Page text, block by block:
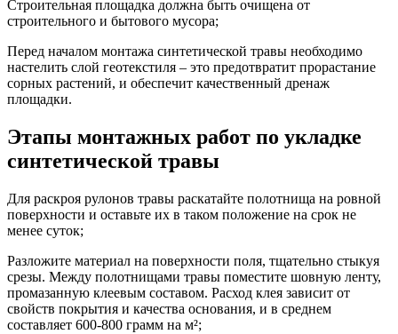
Строительная площадка должна быть очищена от
строительного и бытового мусора;
Перед началом монтажа синтетической травы необходимо
настелить слой геотекстиля – это предотвратит прорастание
сорных растений, и обеспечит качественный дренаж
площадки.
Этапы монтажных работ по укладке
синтетической травы
Для раскроя рулонов травы раскатайте полотнища на ровной
поверхности и оставьте их в таком положение на срок не
менее суток;
Разложите материал на поверхности поля, тщательно стыкуя
срезы. Между полотнищами травы поместите шовную ленту,
промазанную клеевым составом. Расход клея зависит от
свойств покрытия и качества основания, и в среднем
составляет 600-800 грамм на м²;